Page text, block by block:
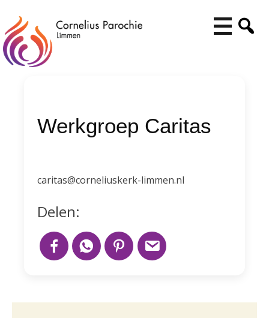
Werkgroep Caritas
caritas@corneliuskerk-limmen.nl
Delen: